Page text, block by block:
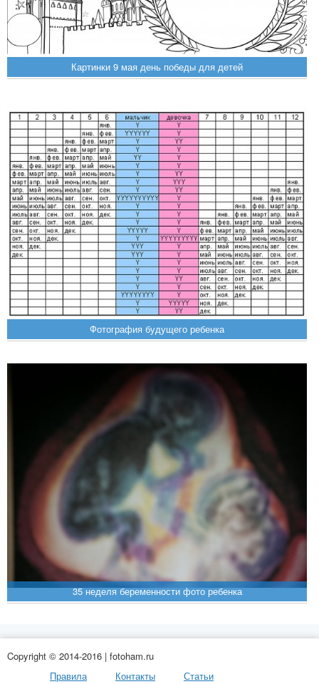
Картинки 9 мая день победы для детей
Фотография будущего ребенка
35 неделя беременности фото ребенка
Copyright © 2014-2016 | fotoham.ru
Правила
Контакты Статьи